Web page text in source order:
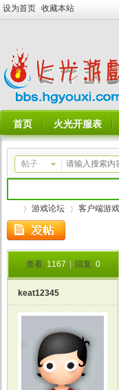
设为首页 收藏本站
首页 火光开服表
帖子
游戏论坛 客户端游
查看: 1167 回复: 0
keat12345